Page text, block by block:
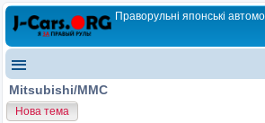
Праворульні японські
Mitsubishi/MMC
Нова тема